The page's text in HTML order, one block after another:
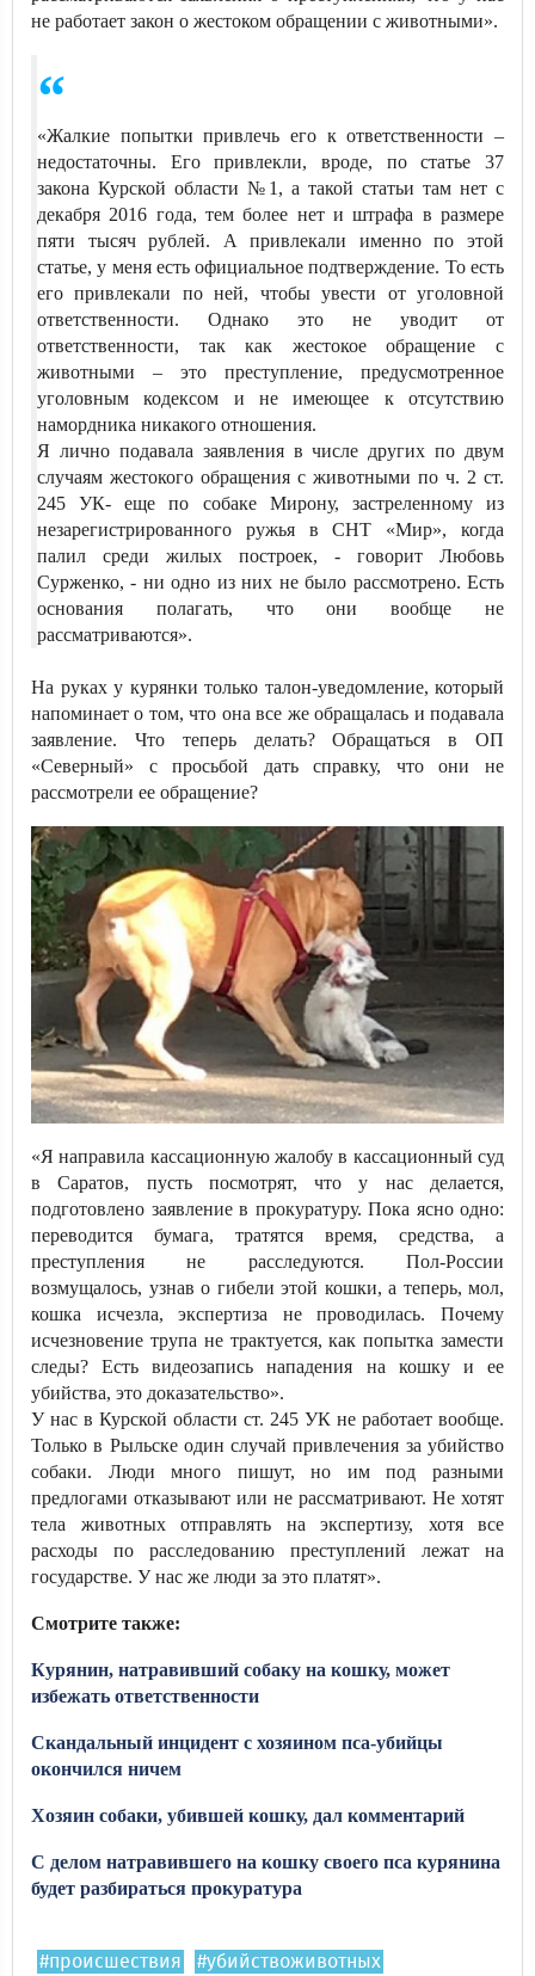
не работает закон о жестоком обращении с животными».
«Жалкие попытки привлечь его к ответственности –
недостаточны. Его привлекли, вроде, по статье 37
закона Курской области №1, а такой статьи там нет с
декабря 2016 года, тем более нет и штрафа в размере
пяти тысяч рублей. А привлекали именно по этой
статье, у меня есть официальное подтверждение. То есть
его привлекали по ней, чтобы увести от уголовной
ответственности. Однако это не уводит от
ответственности, так как жестокое обращение с
животными – это преступление, предусмотренное
уголовным кодексом и не имеющее к отсутствию
намордника никакого отношения.
Я лично подавала заявления в числе других по двум
случаям жестокого обращения с животными по ч. 2 ст.
245 УК- еще по собаке Мирону, застреленному из
незарегистрированного ружья в СНТ «Мир», когда
палил среди жилых построек, - говорит Любовь
Сурженко, - ни одно из них не было рассмотрено. Есть
основания полагать, что они вообще не
рассматриваются».
На руках у курянки только талон-уведомление, который
напоминает о том, что она все же обращалась и подавала
заявление. Что теперь делать? Обращаться в ОП
«Северный» с просьбой дать справку, что они не
рассмотрели ее обращение?
«Я направила кассационную жалобу в кассационный суд
в Саратов, пусть посмотрят, что у нас делается,
подготовлено заявление в прокуратуру. Пока ясно одно:
переводится бумага, тратятся время, средства, а
преступления не расследуются. Пол-России
возмущалось, узнав о гибели этой кошки, а теперь, мол,
кошка исчезла, экспертиза не проводилась. Почему
исчезновение трупа не трактуется, как попытка замести
следы? Есть видеозапись нападения на кошку и ее
убийства, это доказательство».
У нас в Курской области ст. 245 УК не работает вообще.
Только в Рыльске один случай привлечения за убийство
собаки. Люди много пишут, но им под разными
предлогами отказывают или не рассматривают. Не хотят
тела животных отправлять на экспертизу, хотя все
расходы по расследованию преступлений лежат на
государстве. У нас же люди за это платят».
Смотрите также:
Курянин, натравивший собаку на кошку, может
избежать ответственности​​​​​​​
Скандальный инцидент с хозяином пса-убийцы
окончился ничем​​​​​​​
Хозяин собаки, убившей кошку, дал комментарий​​​​​​​
С делом натравившего на кошку своего пса курянина
будет разбираться прокуратура​​​​​​​
#происшествия
#убийствоживотных